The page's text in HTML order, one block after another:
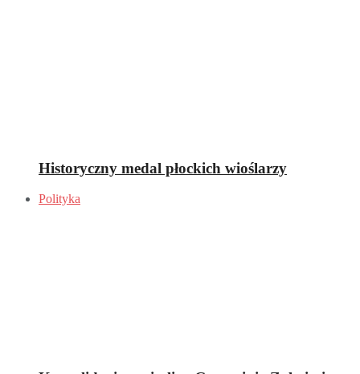
Historyczny medal płockich wioślarzy
Polityka